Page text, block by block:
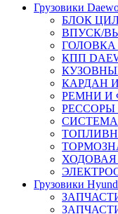
Грузовики
БЛОК
ВПУСК/
ГОЛОВКА
КПП
КАРДАН И
РЕМНИ И
РЕССОРЫ
СИСТЕМА
ХОДОВАЯ
Грузовики
ЗАПЧАСТИ
ЗАПЧАСТИ